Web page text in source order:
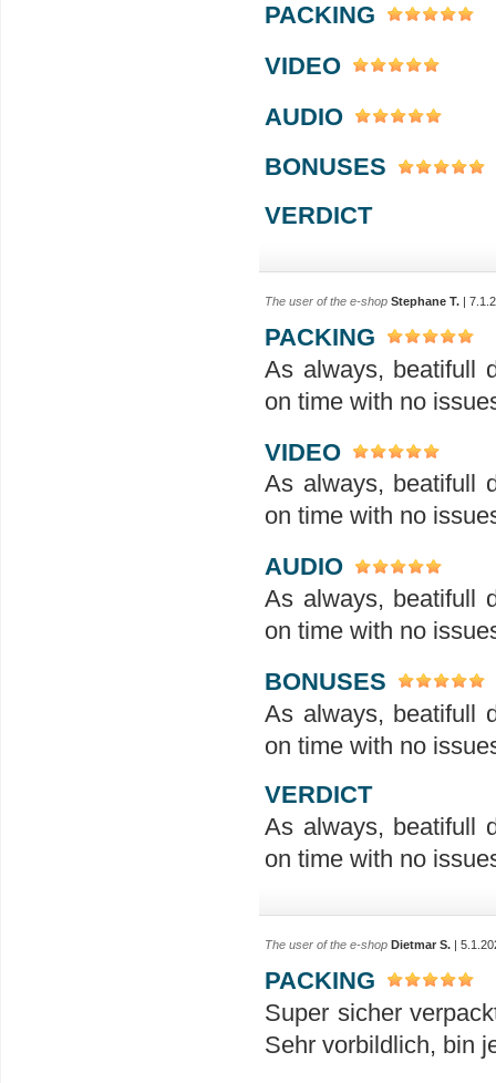
PACKING
VIDEO
AUDIO
BONUSES
VERDICT
The user of the e-shop Stephane T. |
PACKING
As always, beatifull
on time with no
VIDEO
As always, beatifull
on time with no
AUDIO
As always, beatifull
on time with no
BONUSES
As always, beatifull
on time with no
VERDICT
As always, beatifull
on time with no
The user of the e-shop Dietmar S. |
PACKING
Super sicher
Sehr vorbildlich, bin